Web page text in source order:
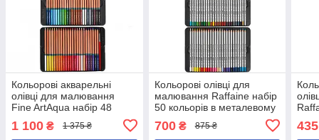
Кольорові акварельні
олівці для малювання
Fine ArtAqua набір 48
пеналі + пензлик
1 100 ₴ 1 375 ₴
Кольорові олівці для
малювання Raffaine набір
50 кольорів в металевому
700₴ 875 ₴